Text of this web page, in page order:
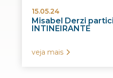
15.05.24
Misabel Derzi
INTINEIRANTE
veja mais